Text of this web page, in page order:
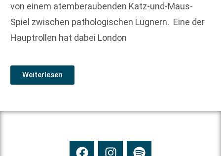
von einem atemberaubenden Katz-und-Maus-
Spiel ­zwischen pathologischen Lügnern. Eine der
Hauptrollen hat dabei London
Weiterlesen